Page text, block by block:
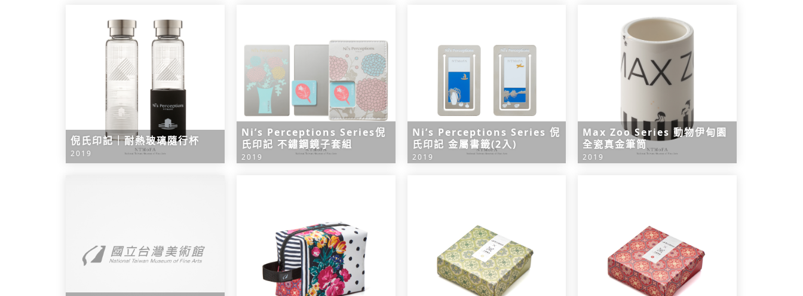
倪氏印記｜耐熱玻璃隨行杯
2019
Ni’s Perceptions Series倪
氏印記 不鏽鋼鏡子套組
2019
Ni’s Perceptions Series 倪
氏印記 金屬書籤(2入)
2019
Max Zoo Series 動物伊甸園
全瓷真金筆筒
2019